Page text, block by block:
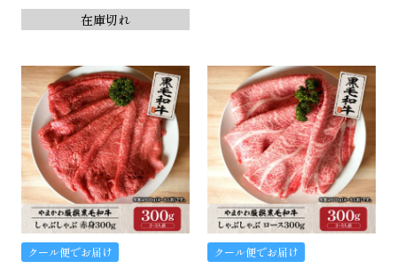
在庫切れ
クール便でお届け クール便でお届け